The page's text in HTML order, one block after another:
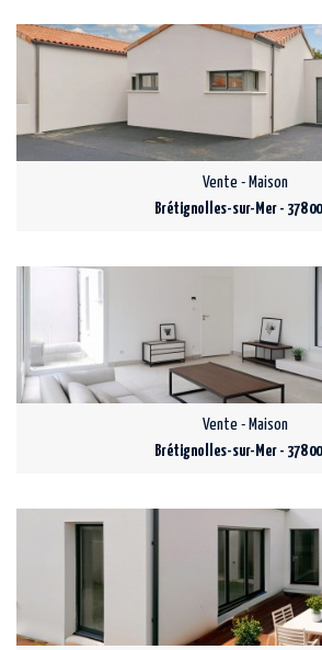
Vente - Maison
Brétignolles-sur-Mer - 378
Vente - Maison
Brétignolles-sur-Mer - 378